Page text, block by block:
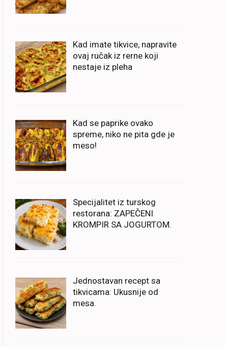
Kad imate tikvice, napravite
ovaj ručak iz rerne koji
nestaje iz pleha
Kad se paprike ovako
spreme, niko ne pita gde je
meso!
Specijalitet iz turskog
restorana: ZAPEČENI
KROMPIR SA JOGURTOM.
Jednostavan recept sa
tikvicama: Ukusnije od
mesa.